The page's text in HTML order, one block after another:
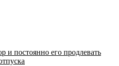
и постоянно его продлевать